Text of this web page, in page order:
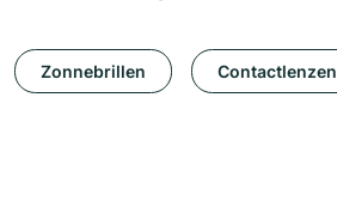
Zonnebrillen Contactlenzen